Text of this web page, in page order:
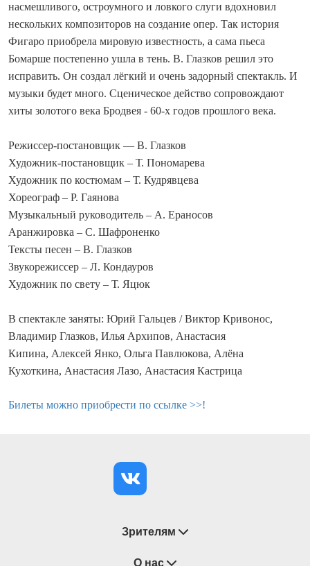
насмешливого, остроумного и ловкого слуги вдохновил
нескольких композиторов на создание опер. Так история
Фигаро приобрела мировую известность, а сама пьеса
Бомарше постепенно ушла в тень. В. Глазков решил это
исправить. Он создал лёгкий и очень задорный спектакль. И
музыки будет много. Сценическое действо сопровождают
хиты золотого века Бродвея - 60-х годов прошлого века.
Режиссер-постановщик — В. Глазков
Художник-постановщик – Т. Пономарева
Художник по костюмам – Т. Кудрявцева
Хореограф – Р. Гаянова
Музыкальный руководитель – А. Ераносов
Аранжировка – С. Шафроненко
Тексты песен – В. Глазков
Звукорежиссер – Л. Кондауров
Художник по свету – Т. Яцюк
В спектакле заняты: Юрий Гальцев / Виктор Кривонос,
Владимир Глазков, Илья Архипов, Анастасия
Кипина, Алексей Янко, Ольга Павлюкова, Алёна
Кухоткина, Анастасия Лазо, Анастасия Кастрица
Билеты можно приобрести по ссылке >>!
Зрителям
Восстановление билетов
О нас